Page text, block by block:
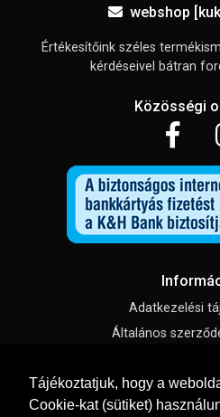
Tájékoztatjuk, hogy a
Cookie-kat (sütiket)
webshop
Értékesítőink széles
kérdéseivel bátran
Közösségi
Adatkezelési
Általános
Süti